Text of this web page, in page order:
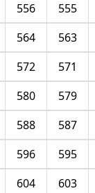
555
556
563
564
571
572
579
580
587
588
595
596
603
604